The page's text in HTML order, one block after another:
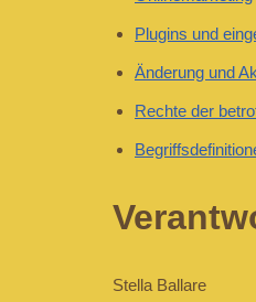
Plugins und
Änderung und
Rechte der
Stella Ballare